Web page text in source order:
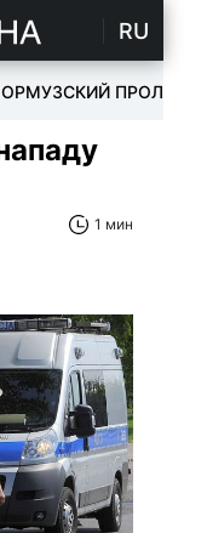
RU
ОРМУЗСКИЙ ПРОЛИВ
1 мин